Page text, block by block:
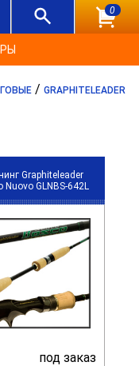
0
/ GRAPHITELEADER
Graphiteleader
Nuovo GLNBS-642L
под заказ